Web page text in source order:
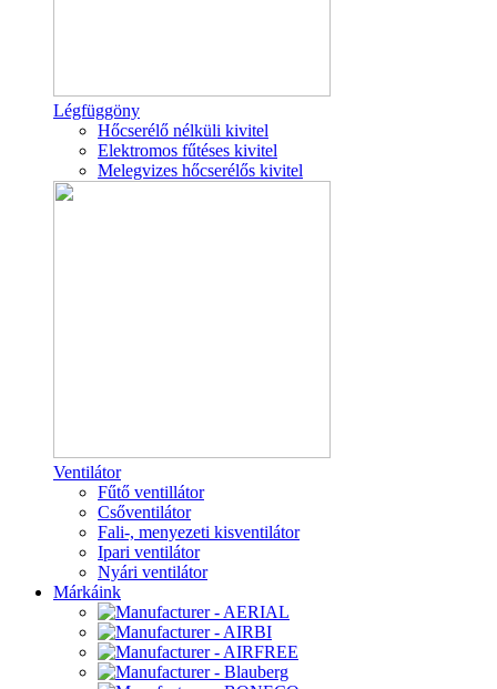
Légfüggöny
Hőcserélő nélküli kivitel
Elektromos fűtéses kivitel
Melegvizes hőcserélős kivitel
Ventilátor
Fűtő ventillátor
Csőventilátor
Fali-, menyezeti kisventilátor
Ipari ventilátor
Nyári ventilátor
Márkáink